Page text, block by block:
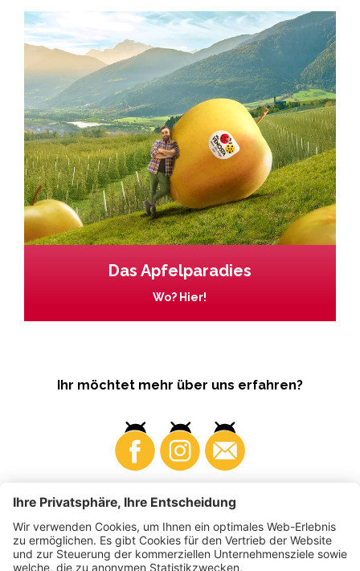
Das Apfelparadies
Wo? Hier!
Ihr möchtet mehr über uns erfahren?
Business Produzenten